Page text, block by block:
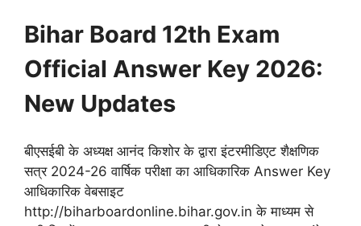
Bihar Board 12th Exam
Official Answer Key 2026:
New Updates
बीएसईबी के अध्यक्ष आनंद किशोर के द्वारा इंटरमीडिएट शैक्षणिक
सत्र 2024-26 वार्षिक परीक्षा का आधिकारिक Answer Key
आधिकारिक वेबसाइट
http://biharboardonline.bihar.gov.in के माध्यम से